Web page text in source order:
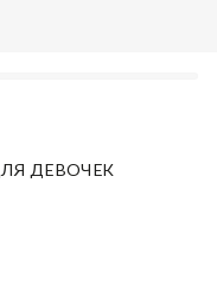
ДЕВОЧЕК